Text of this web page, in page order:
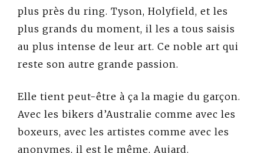
plus près du ring. Tyson, Holyfield, et les
plus grands du moment, il les a tous saisis
au plus intense de leur art. Ce noble art qui
reste son autre grande passion.
Elle tient peut-être à ça la magie du garçon.
Avec les bikers d’Australie comme avec les
boxeurs, avec les artistes comme avec les
anonymes, il est le même, Aujard.